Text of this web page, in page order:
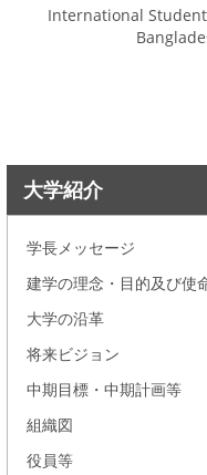
International Student
大学紹介
学長メッセージ
建学の理念・目的及び使
大学の沿革
将来ビジョン
中期目標・中期計画等
組織図
役員等